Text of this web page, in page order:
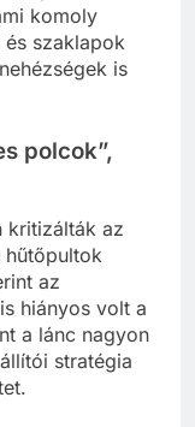
komoly
szaklapok
is
polcok”,
kritizálták az
hűtőpultok
az
hiányos volt a
a lánc nagyon
stratégia